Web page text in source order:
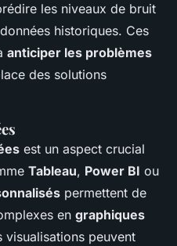
les niveaux de bruit
historiques. Ces
anticiper les problèmes
des solutions
est un aspect crucial
Tableau, Power BI ou
permettent de
en graphiques
visualisations peuvent